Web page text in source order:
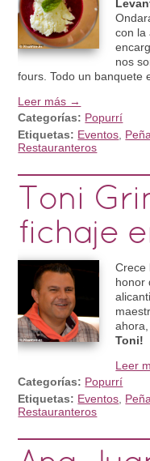
con la
nos
fours. Todo un banquete
Leer más →
Categorías: Popurrí
Etiquetas: Eventos
Restauranteros
Toni
fichaje
Crece
honor
ahora,
Toni!
Leer
Categorías: Popurrí
Etiquetas: Eventos
Restauranteros